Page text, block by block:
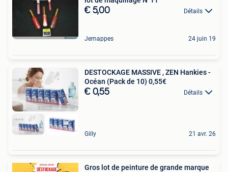
€ 5,00 Détails
Jemappes 24 juin 19
DESTOCKAGE MASSIVE , ZEN Hankies -
Océan (Pack de 10) 0,55€
€ 0,55 Détails
Gilly 21 avr. 26
Gros lot de peinture de grande marque